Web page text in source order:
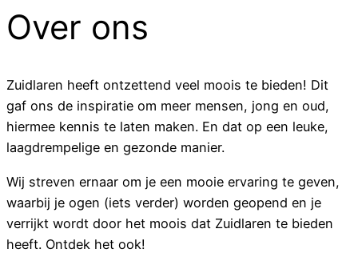
Over ons
Zuidlaren heeft ontzettend veel moois te bieden! Dit
gaf ons de inspiratie om meer mensen, jong en oud,
hiermee kennis te laten maken. En dat op een leuke,
laagdrempelige en gezonde manier.
Wij streven ernaar om je een mooie ervaring te geven,
waarbij je ogen (iets verder) worden geopend en je
verrijkt wordt door het moois dat Zuidlaren te bieden
heeft. Ontdek het ook!